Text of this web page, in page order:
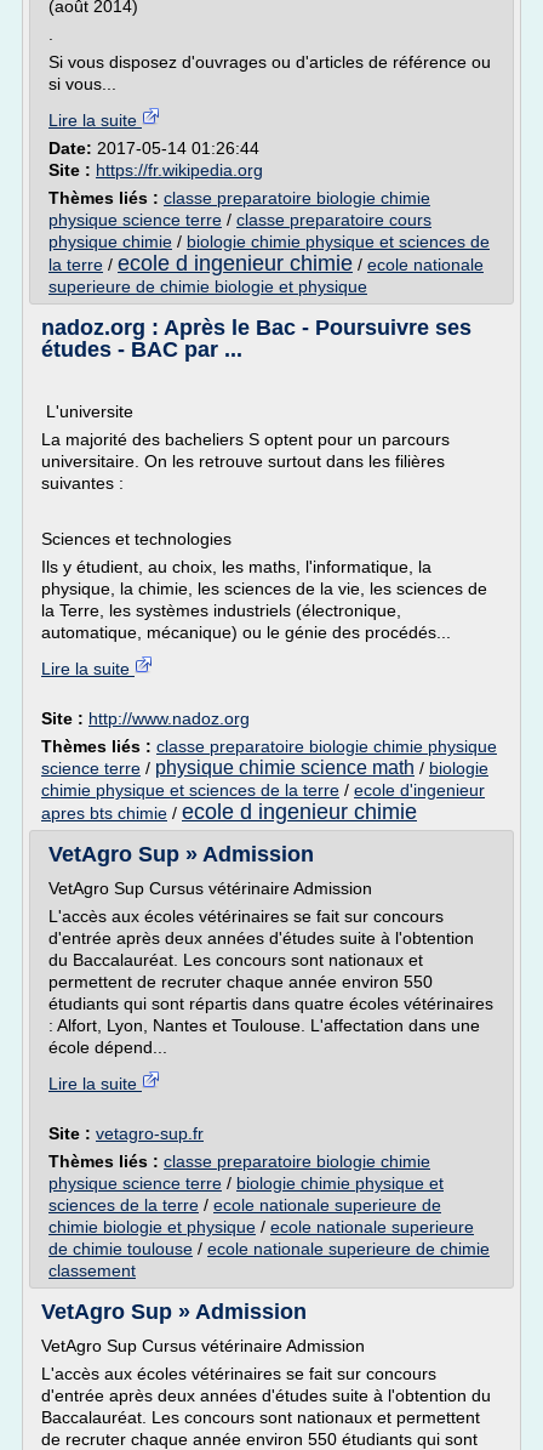
(août 2014)
Si vous disposez d'ouvrages ou d'articles de référence ou
si vous...
Lire la suite
Date: 2017-05-14 01:26:44
Site : https://fr.wikipedia.org
Thèmes liés : classe preparatoire biologie chimie
physique science terre / classe preparatoire cours
physique chimie / biologie chimie physique et sciences de
la terre / ecole d ingenieur chimie / ecole nationale
superieure de chimie biologie et physique
nadoz.org : Après le Bac - Poursuivre ses
études - BAC par ...
L'universite
La majorité des bacheliers S optent pour un parcours
universitaire. On les retrouve surtout dans les filières
suivantes :
Sciences et technologies
Ils y étudient, au choix, les maths, l'informatique, la
physique, la chimie, les sciences de la vie, les sciences de
la Terre, les systèmes industriels (électronique,
automatique, mécanique) ou le génie des procédés...
Lire la suite
Site : http://www.nadoz.org
Thèmes liés : classe preparatoire biologie chimie physique
science terre / physique chimie science math / biologie
chimie physique et sciences de la terre / ecole d'ingenieur
apres bts chimie / ecole d ingenieur chimie
VetAgro Sup » Admission
VetAgro Sup Cursus vétérinaire Admission
L'accès aux écoles vétérinaires se fait sur concours
d'entrée après deux années d'études suite à l'obtention
du Baccalauréat. Les concours sont nationaux et
permettent de recruter chaque année environ 550
étudiants qui sont répartis dans quatre écoles vétérinaires
: Alfort, Lyon, Nantes et Toulouse. L'affectation dans une
école dépend...
Lire la suite
Site : vetagro-sup.fr
Thèmes liés : classe preparatoire biologie chimie
physique science terre / biologie chimie physique et
sciences de la terre / ecole nationale superieure de
chimie biologie et physique / ecole nationale superieure
de chimie toulouse / ecole nationale superieure de chimie
classement
VetAgro Sup » Admission
VetAgro Sup Cursus vétérinaire Admission
L'accès aux écoles vétérinaires se fait sur concours
d'entrée après deux années d'études suite à l'obtention du
Baccalauréat. Les concours sont nationaux et permettent
de recruter chaque année environ 550 étudiants qui sont